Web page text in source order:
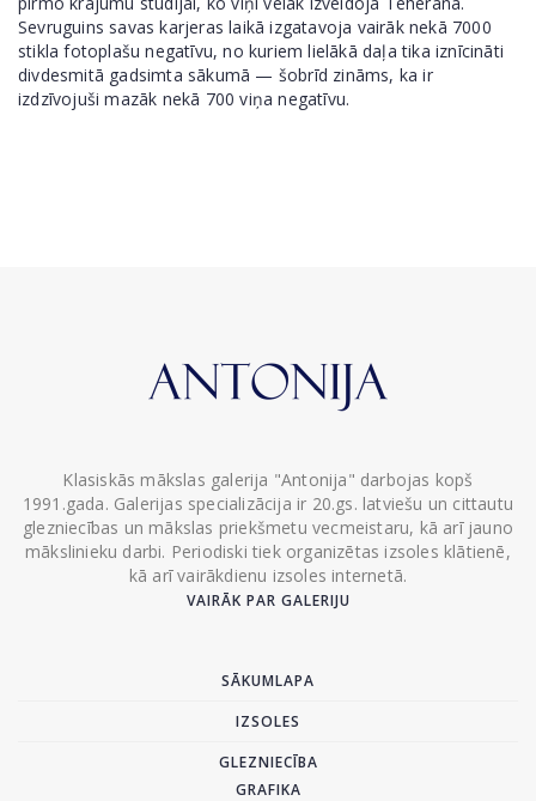
Sevruguins savas karjeras laikā izgatavoja vairāk nekā 7000
stikla fotoplašu negatīvu, no kuriem lielākā daļa tika iznīcināti
divdesmitā gadsimta sākumā — šobrīd zināms, ka ir
izdzīvojuši mazāk nekā 700 viņa negatīvu.
Klasiskās mākslas galerija "Antonija" darbojas kopš
1991.gada. Galerijas specializācija ir 20.gs. latviešu un cittautu
glezniecības un mākslas priekšmetu vecmeistaru, kā arī jauno
mākslinieku darbi. Periodiski tiek organizētas izsoles klātienē,
kā arī vairākdienu izsoles internetā.
VAIRĀK PAR GALERIJU
SĀKUMLAPA
IZSOLES
GLEZNIECĪBA
GRAFIKA